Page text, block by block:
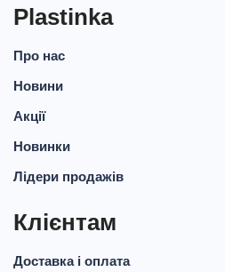
Plastinka
Про нас
Новини
Акції
Новинки
Лідери продажів
Клієнтам
Доставка і оплата